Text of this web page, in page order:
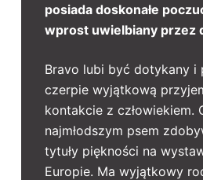
posiada doskonałe
wprost uwielbiany przez
Bravo lubi być dotykany i
czerpie wyjątkową
kontakcie z człowiekiem.
najmłodszym psem
tytuły piękności na
Europie. Ma wyjątkowy